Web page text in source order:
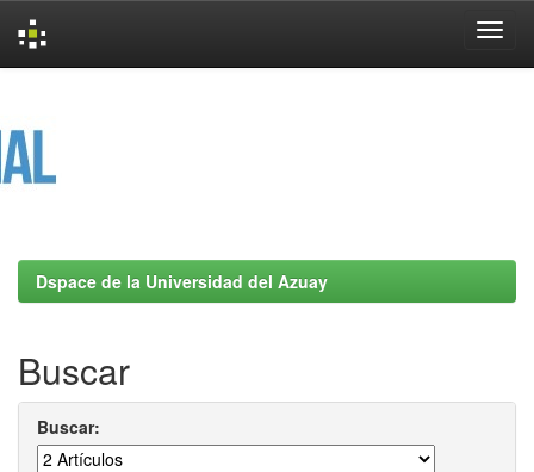
Dspace de la Universidad del Azuay
Buscar
Buscar: